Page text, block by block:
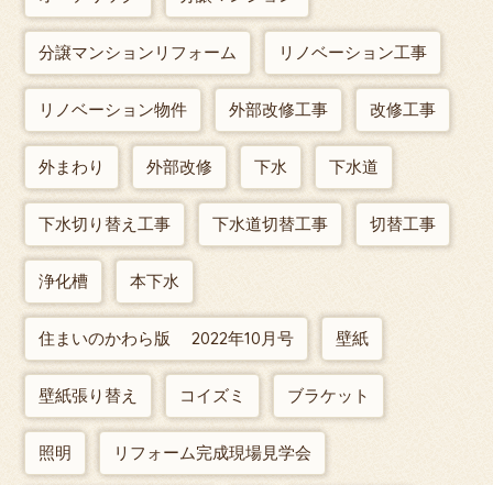
分譲マンションリフォーム リノベーション工事
リノベーション物件 外部改修工事 改修工事
外まわり 外部改修 下水 下水道
下水切り替え工事 下水道切替工事 切替工事
浄化槽 本下水
住まいのかわら版 2022年10月号 壁紙
壁紙張り替え コイズミ ブラケット
照明 リフォーム完成現場見学会